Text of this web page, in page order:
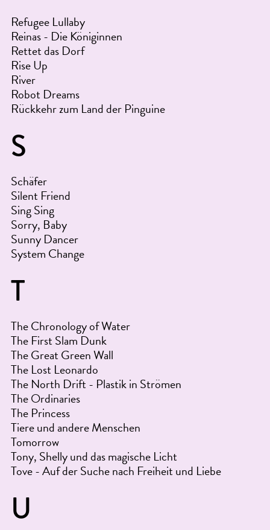
Refugee Lullaby
Reinas - Die Königinnen
Rettet das Dorf
Rise Up
River
Robot Dreams
Rückkehr zum Land der Pinguine
S
Schäfer
Silent Friend
Sing Sing
Sorry, Baby
Sunny Dancer
System Change
T
The Chronology of Water
The First Slam Dunk
The Great Green Wall
The Lost Leonardo
The North Drift - Plastik in Strömen
The Ordinaries
The Princess
Tiere und andere Menschen
Tomorrow
Tony, Shelly und das magische Licht
Tove - Auf der Suche nach Freiheit und Liebe
U